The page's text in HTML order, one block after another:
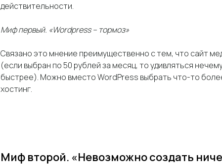
действительности.
Миф первый. «Wordpress – тормоз»
Связано это мнение преимущественно с тем, что сайт
(если выбран по 50 рублей за месяц, то удивляться
быстрее). Можно вместо WordPress выбрать что-то
хостинг.
Миф второй. «Невозможно создать